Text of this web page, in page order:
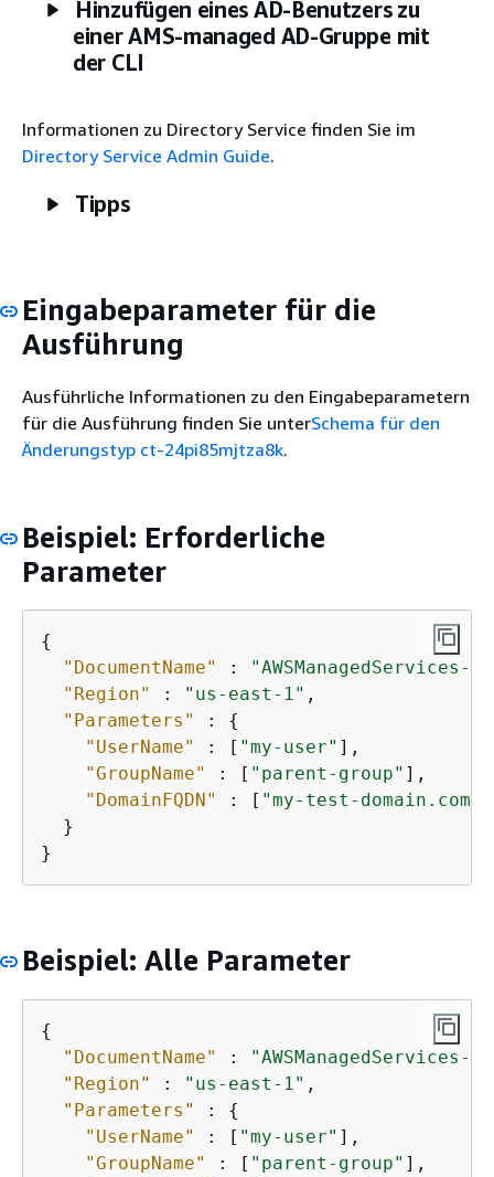
Hinzufügen eines AD-Benutzers zu
einer AMS-managed AD-Gruppe mit
der CLI
Informationen zu Directory Service finden Sie im
Directory Service Admin Guide.
Tipps
Eingabeparameter für die
Ausführung
Ausführliche Informationen zu den Eingabeparametern
für die Ausführung finden Sie unterSchema für den
Änderungstyp ct-24pi85mjtza8k.
Beispiel: Erforderliche
Parameter
{
"DocumentName"
:
"AWSManagedServices-
"Region"
: "us-east-1" ,
"Parameters"
: {
"UserName"
: [ "my-user" ],
"GroupName"
: [ "parent-group" ],
"DomainFQDN"
: [ "my-test-domain.com"
  }
}
Beispiel: Alle Parameter
{
"DocumentName"
:
"AWSManagedServices-
"Region"
: "us-east-1" ,
"Parameters"
: {
"UserName"
: [ "my-user" ],
"GroupName"
: [ "parent-group" ],